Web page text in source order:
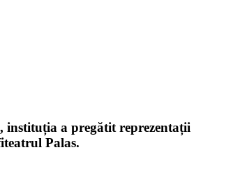
instituția a pregătit reprezentații
Palas.